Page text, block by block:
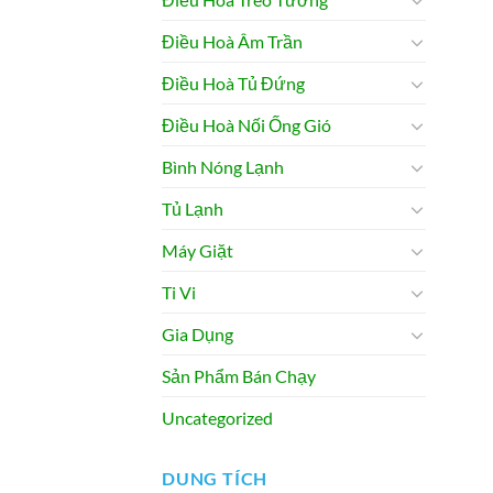
Điều Hoà Âm Trần
Điều Hoà Tủ Đứng
Điều Hoà Nối Ống Gió
Bình Nóng Lạnh
Tủ Lạnh
Máy Giặt
Ti Vi
Gia Dụng
Sản Phẩm Bán Chạy
Uncategorized
DUNG TÍCH